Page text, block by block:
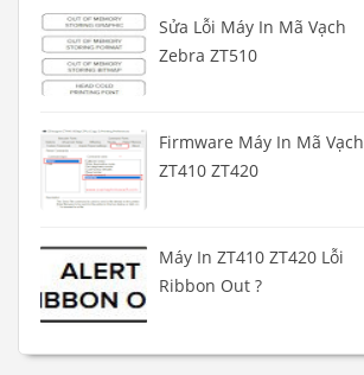
Sửa Lỗi Máy In Mã Vạch
Zebra ZT510
Firmware Máy In Mã Vạch
ZT410 ZT420
Máy In ZT410 ZT420 Lỗi
Ribbon Out ?